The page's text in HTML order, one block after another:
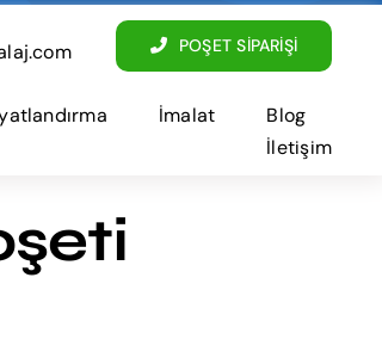
POŞET SİPARİŞİ
İmalat
Blog
İletişim